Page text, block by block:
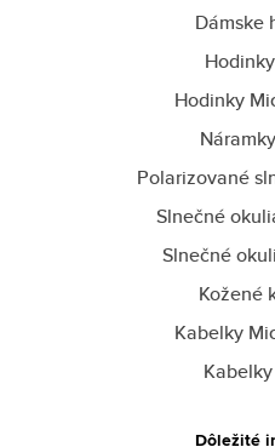
Dámske
Hodinky
Polarizované
Slnečné
Slnečné
Kožené
Kabelky
Dôležité